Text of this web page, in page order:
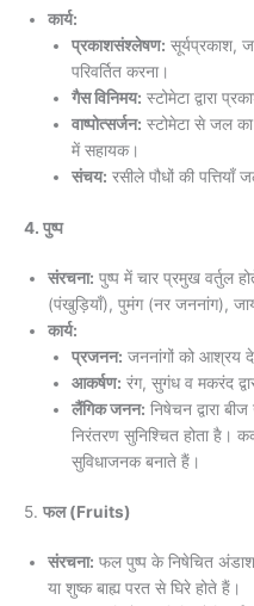
कार्य:
प्रकाशसंश्लेषण: सूर्यप्रकाश,
परिवर्तित करना।
गैस विनिमय: स्टोमेटा द्वारा
वाष्पोत्सर्जन: स्टोमेटा से जल
में सहायक।
संचय: रसीले पौधों की पत्तियाँ
4. पुष्प
संरचना: पुष्प में चार प्रमुख वर्तुल
(पंखुड़ियाँ), पुमंग (नर जननांग),
कार्य:
प्रजनन: जननांगों को आश्रय
आकर्षण: रंग, सुगंध व मकरंद
लैंगिक जनन: निषेचन द्वारा
निरंतरण सुनिश्चित होता है।
सुविधाजनक बनाते हैं।
5. फल (Fruits)
संरचना: फल पुष्प के निषेचित
या शुष्क बाह्य परत से घिरे होते हैं।